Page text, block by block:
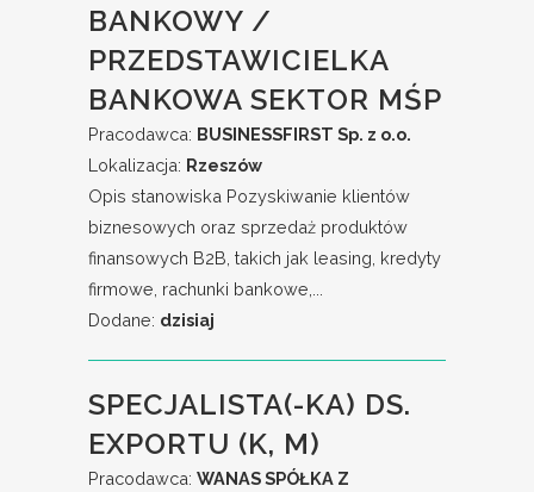
BANKOWY /
PRZEDSTAWICIELKA
BANKOWA SEKTOR MŚP
Pracodawca: BUSINESSFIRST Sp. z o.o.
Lokalizacja: Rzeszów
Opis stanowiska Pozyskiwanie klientów
biznesowych oraz sprzedaż produktów
finansowych B2B, takich jak leasing, kredyty
firmowe, rachunki bankowe,...
Dodane: dzisiaj
SPECJALISTA(-KA) DS.
EXPORTU (K, M)
Pracodawca: WANAS SPÓŁKA Z